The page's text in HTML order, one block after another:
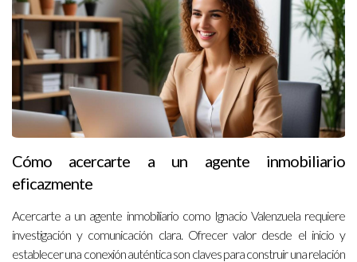
Cómo acercarte a un agente inmobiliario
eficazmente
Acercarte a un agente inmobiliario como Ignacio Valenzuela requiere
investigación y comunicación clara. Ofrecer valor desde el inicio y
establecer una conexión auténtica son claves para construir una relación